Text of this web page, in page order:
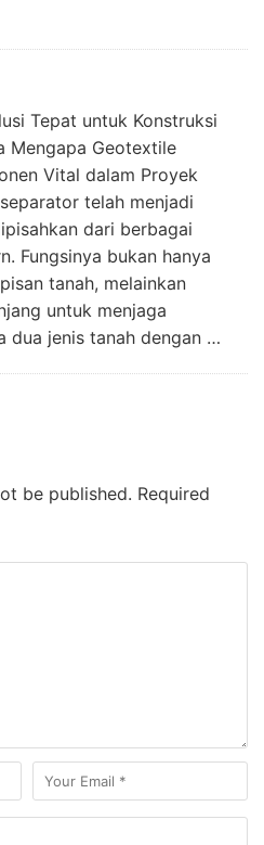
Tepat untuk Konstruksi
Mengapa Geotextile
Vital dalam Proyek
telah menjadi
dari berbagai
Fungsinya bukan hanya
tanah, melainkan
untuk menjaga
dua jenis tanah dengan …
be published. Required